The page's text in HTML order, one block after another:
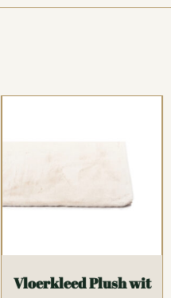
Vloerkleed Plush wit